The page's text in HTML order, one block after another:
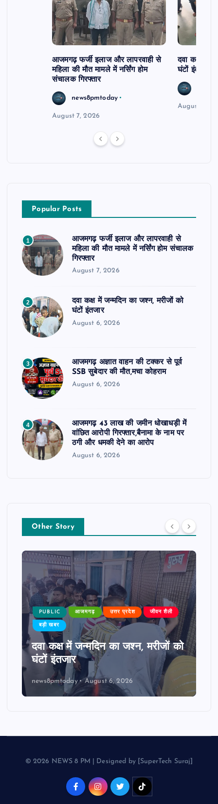
आजमगढ़ फर्जी इलाज और लापरवाही से
महिला की मौत मामले में नर्सिंग होम
संचालक गिरफ्तार
news8pmtoday
August 7, 2026
दवा कक्ष में
घंटों इंतजार
August 6,
Popular Posts
1
आजमगढ़ फर्जी इलाज और लापरवाही से
महिला की मौत मामले में नर्सिंग होम संचालक
गिरफ्तार
August 7, 2026
2
दवा कक्ष में जन्मदिन का जश्न, मरीजों को
घंटों इंतजार
August 6, 2026
3
आजमगढ़ अज्ञात वाहन की टक्कर से पूर्व
SSB सुबेदार की मौत,मचा कोहराम
August 6, 2026
4
आजमगढ़ 43 लाख की जमीन धोखाधड़ी में
वांछित आरोपी गिरफ्तार,बैनामा के नाम पर
ठगी और धमकी देने का आरोप
August 6, 2026
Other Story
PUBLIC आजमगढ़ उत्तर प्रदेश जीवन शैली
बड़ी खबर
दवा कक्ष में जन्मदिन का जश्न, मरीजों को
घंटों इंतजार
news8pmtoday August 6, 2026
© 2026 NEWS 8 PM | Designed by [SuperTech Suraj]